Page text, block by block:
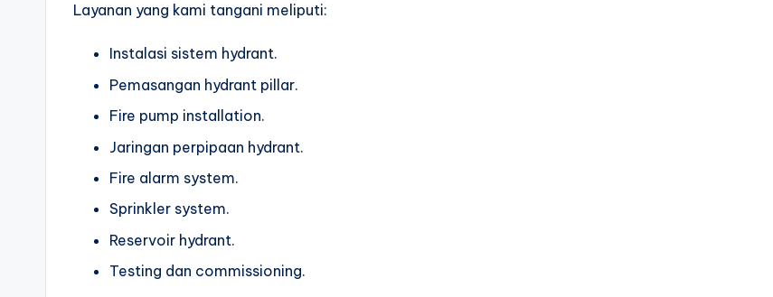
Layanan yang kami tangani meliputi:
Instalasi sistem hydrant.
Pemasangan hydrant pillar.
Fire pump installation.
Jaringan perpipaan hydrant.
Fire alarm system.
Sprinkler system.
Reservoir hydrant.
Testing dan commissioning.